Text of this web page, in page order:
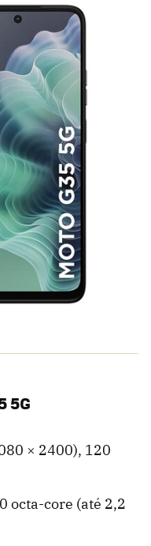
5G
× 2400), 120
octa-core (até 2,2